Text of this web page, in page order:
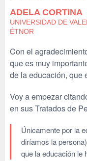
ADELA CORTINA
UNIVERSIDAD DE
ÉTNOR
Con el
que es muy
de la educación, que
Voy a empezar
en sus Tratados de
Únicamente por la
diríamos la
que la educación le